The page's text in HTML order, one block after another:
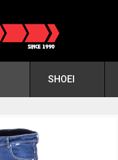
SHOEI